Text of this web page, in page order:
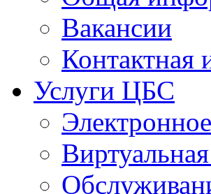
Вакансии
Контактная
Услуги ЦБС